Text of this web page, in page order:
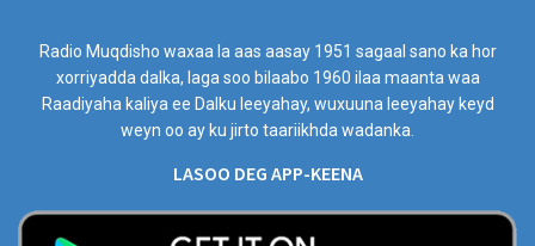
Radio Muqdisho waxaa la aas aasay 1951 sagaal sano ka hor
xorriyadda dalka, laga soo bilaabo 1960 ilaa maanta waa
Raadiyaha kaliya ee Dalku leeyahay, wuxuuna leeyahay keyd
weyn oo ay ku jirto taariikhda wadanka.
LASOO DEG APP-KEENA